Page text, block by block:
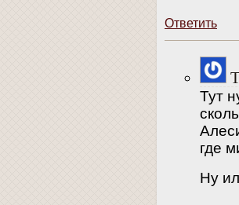
Ответить
Тут
где
Ну